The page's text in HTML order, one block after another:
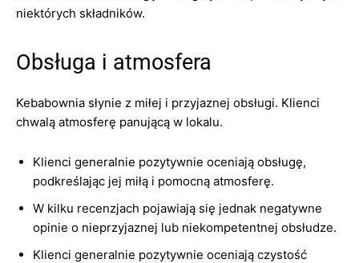
niektórych składników.
Obsługa i atmosfera
Kebabownia słynie z miłej i przyjaznej obsługi. Klienci
chwalą atmosferę panującą w lokalu.
Klienci generalnie pozytywnie oceniają obsługę,
podkreślając jej miłą i pomocną atmosferę.
W kilku recenzjach pojawiają się jednak negatywne
opinie o nieprzyjaznej lub niekompetentnej obsłudze.
Klienci generalnie pozytywnie oceniają czystość